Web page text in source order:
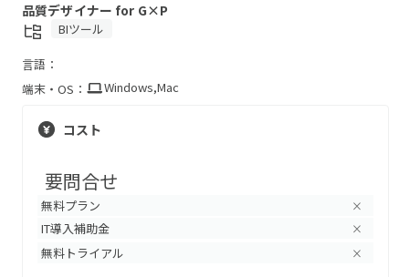
品質デザイナー for G×P
BIツール
言語：
端末・OS：
Windows,Mac
コスト
要問合せ
無料プラン ×
IT導入補助金 ×
無料トライアル ×